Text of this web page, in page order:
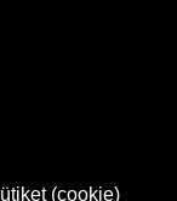
(cookie)